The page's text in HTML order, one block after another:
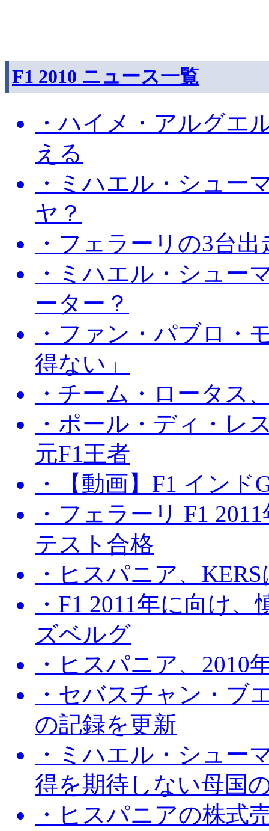
F1 2010 ニュース一覧
・ハイメ・アルグエ
える
・ミハエル・シュー
ヤ？
・フェラーリの3台
・ミハエル・シュー
ーター？
・ファン・パブロ・
得ない」
・チーム・ロータス
・ポール・ディ・レ
元F1王者
・【動画】F1 イン
・フェラーリ F1
テスト合格
・ヒスパニア、
・F1 2011年に向け
ズベルグ
・ヒスパニア、2010
・セバスチャン・ブ
の記録を更新
・ミハエル・シュー
得を期待しない母国
・ヒスパニアの株式